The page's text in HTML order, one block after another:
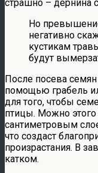
страшно – дернина
Но
негативно
кустикам
будут
После посева
помощью грабель
для того, чтобы
птицы. Можно этого
сантиметровым
что создаст
произрастания. В
катком.